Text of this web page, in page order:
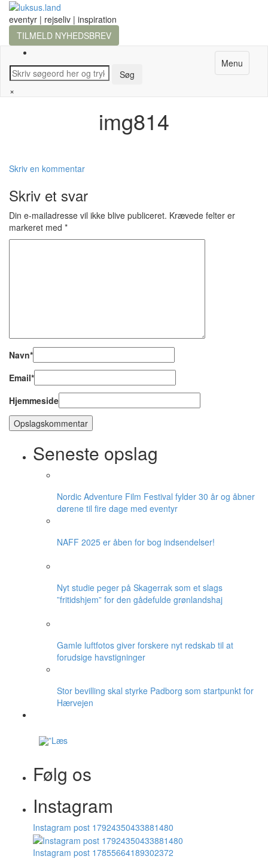
eventyr | rejseliv | inspiration
TILMELD NYHEDSBREV
Menu
×
img814
Skriv en kommentar
Skriv et svar
Din e-mailadresse vil ikke blive publiceret. Krævede felter er
markeret med *
Navn*
Email*
Hjemmeside
Seneste opslag
Nordic Adventure Film Festival fylder 30 år og åbner
dørene til fire dage med eventyr
NAFF 2025 er åben for bog indsendelser!
Nyt studie peger på Skagerrak som et slags
”fritidshjem” for den gådefulde grønlandshaj
Gamle luftfotos giver forskere nyt redskab til at
forudsige havstigninger
Stor bevilling skal styrke Padborg som startpunkt for
Hærvejen
Følg os
Instagram
Instagram post 17924350433881480
Instagram post 17855664189302372